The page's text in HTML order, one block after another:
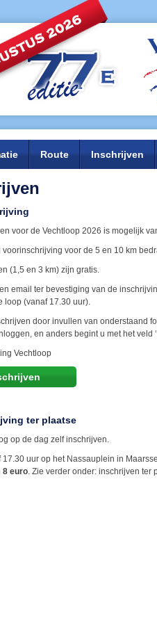
Route Inschrijven
voor de Vechtloop 2026 is mogelijk
voorinschrijving voor de 5 en 10 km
(1,5 en 3 km) zijn gratis.
email ter bevestiging van de
loop (vanaf 17.30 uur).
door invullen van onderstaand
en anders begint u met het veld
Vechtloop
ter plaatse
op de dag zelf inschrijven.
17.30 uur op het Nassauplein in
8 euro. Zie verder onder: inschrijven ter